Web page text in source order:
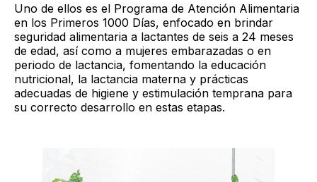
Uno de ellos es el Programa de Atención Alimentaria
en los Primeros 1000 Días, enfocado en brindar
seguridad alimentaria a lactantes de seis a 24 meses
de edad, así como a mujeres embarazadas o en
periodo de lactancia, fomentando la educación
nutricional, la lactancia materna y prácticas
adecuadas de higiene y estimulación temprana para
su correcto desarrollo en estas etapas.